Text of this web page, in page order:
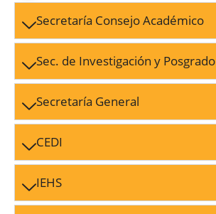
Secretaría Consejo Académico
Sec. de Investigación y Posgrado
Secretaría General
CEDI
IEHS